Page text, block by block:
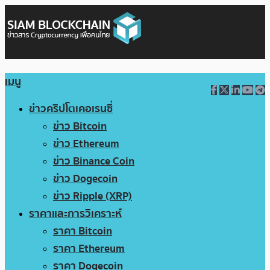
เมนู
ข่าวคริปโตเคอเรนซี่
ข่าว Bitcoin
ข่าว Ethereum
ข่าว Binance Coin
ข่าว Dogecoin
ข่าว Ripple (XRP)
ราคาและการวิเคราะห์
ราคา Bitcoin
ราคา Ethereum
ราคา Dogecoin